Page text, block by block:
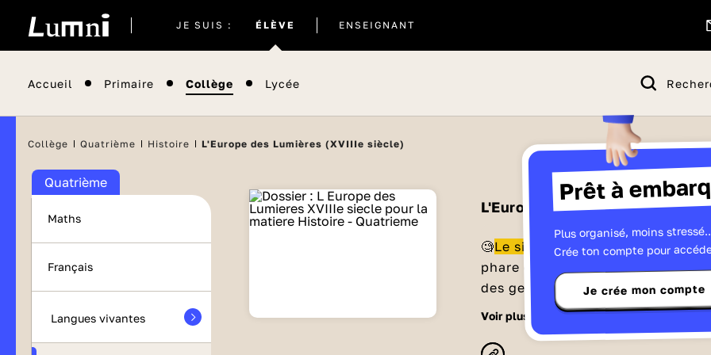
JE SUIS : ÉLÈVE
actuel
ENSEIGNANT
Accueil Primaire Collège Lycée
Prêt à
Plus organisé, moins
Crée ton compte pour
Je crée mon compte
Collège Quatrième Histoire L'Europe des Lumières (XVIIIe siècle)
Quatrième
Maths
Français
Langues vivantes
L'Europe des Lumières (XVIIIe
🧐Le siècle des Lumières !Au
phare de l'Europe. Les
des gens, les délivrer de
l'autorité. Ils croient au progrès
l'homme. Dans notre dossier,
comment ils ont diffusé leurs
voir plus